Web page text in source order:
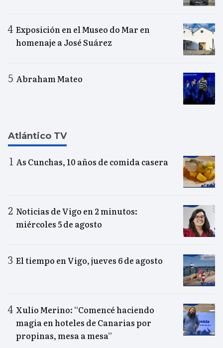
Exposición en el Museo do Mar en
homenaje a José Suárez
Abraham Mateo
Atlántico TV
As Cunchas, 10 años de comida casera
Noticias de Vigo en 2 minutos:
miércoles 5 de agosto
El tiempo en Vigo, jueves 6 de agosto
Xulio Merino: “Comencé haciendo
magia en hoteles de Canarias por
propinas, mesa a mesa”